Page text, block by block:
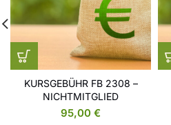
KURSGEBÜHR FB 2308 –
NICHTMITGLIED
95,00 €